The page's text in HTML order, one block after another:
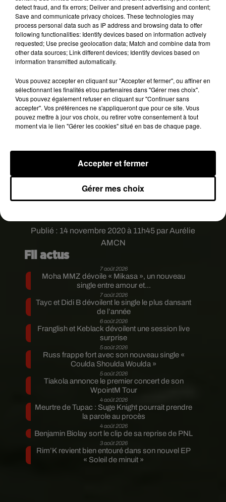
Publié : 14 novembre 2020 à 11h45 par Aurélie
AMCN
monstre est bien réel», a écrit le météorologue
Matt Devitt sur Twitter, photos à l'appui.
Pour David Steen, chercheur sur les reptiles au
Wildlife Research Institutede Floride, «cette
vidéo n’a rien d’anormal. C’est un alligator de
selon l’Institut, 1,3 millions d’alligators vivent ans
les marais, les marécages, rivières et autres lacs
de l’état de Floride et il n’est pas rare de croiser ce
genre de reptiles de taille impressionnante sur les
routes de la région…
monster is real. Caught on camera during
@WINKNews pic.twitter.com/LGn0Hb19Rd
— Matt Devitt (@MattDevittWINK)November
Fil actus
7 août 2026
Moha MMZ dévoile « Mikasa », un nouveau
single entre amour et...
7 août 2026
Tayc et Didi B dévoilent le single le plus dansant
de l’année
6 août 2026
Franglish et Keblack dévoilent une session live
surprise
5 août 2026
Russ frappe fort avec son nouveau single «
Coulda Shoulda Woulda »
5 août 2026
Tiakola annonce le premier concert de son
WpointM Tour
4 août 2026
Meurtre de Tupac : Suge Knight pourrait prendre
la parole au procès
4 août 2026
Benjamin Biolay sort le clip de sa reprise de PNL
3 août 2026
Rim’K revient bien entouré dans son nouvel EP
« Soleil de minuit »
detect fraud, and fix errors; Deliver and present advertising and content;
Save and communicate privacy choices. These technologies may
process personal data such as IP address and browsing data to offer
following functionalities: Identify devices based on information actively
requested; Use precise geolocation data; Match and combine data from
other data sources; Link different devices; Identify devices based on
information transmitted automatically.
Vous pouvez accepter en cliquant sur "Accepter et fermer", ou affiner en
sélectionnant les finalités et/ou partenaires dans "Gérer mes choix".
Vous pouvez également refuser en cliquant sur "Continuer sans
accepter". Vos préférences ne s'appliqueront que pour ce site. Vous
pouvez mettre à jour vos choix, ou retirer votre consentement à tout
moment via le lien "Gérer les cookies" situé en bas de chaque page.
Gérer mes choix
Accepter et fermer